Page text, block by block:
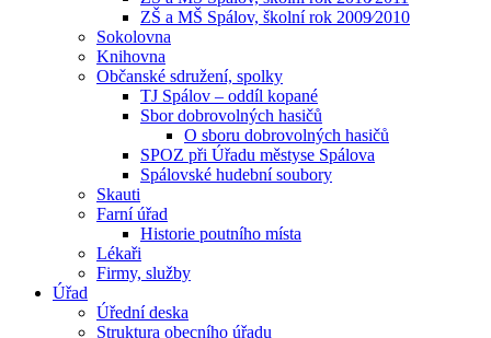
ZŠ a MŠ Spálov, školní rok 2009⁄2010
Sokolovna
Knihovna
Občanské sdružení, spolky
TJ Spálov – oddíl kopané
Sbor dobrovolných hasičů
O sboru dobrovolných hasičů
SPOZ při Úřadu městyse Spálova
Spálovské hudební soubory
Skauti
Farní úřad
Historie poutního místa
Lékaři
Firmy, služby
Úřad
Úřední deska
Struktura obecního úřadu